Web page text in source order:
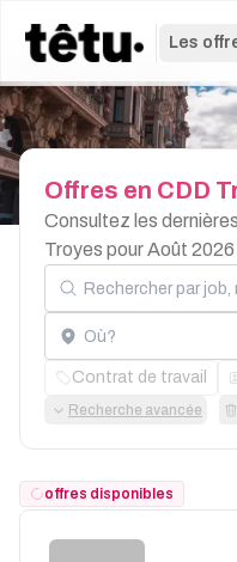
Les
Offres en CDD
Consultez les
Troyes pour Août
Rechercher par job,
Localisation
Contrat de travail
Recherche avancée
offres disponibles